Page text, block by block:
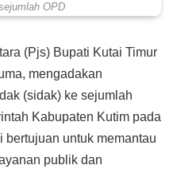
OPD
(Pjs) Bupati Kutai Timur
mengadakan
(sidak) ke sejumlah
Kabupaten Kutim pada
bertujuan untuk memantau
publik dan